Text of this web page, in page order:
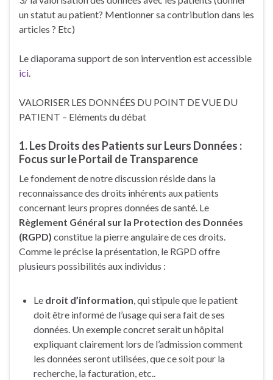
un statut au patient? Mentionner sa contribution dans les
articles ? Etc)
Le diaporama support de son intervention est accessible
ici.
VALORISER LES DONNÉES DU POINT DE VUE DU
PATIENT – Eléments du débat
1. Les Droits des Patients sur Leurs Données :
Focus sur le Portail de Transparence
Le fondement de notre discussion réside dans la
reconnaissance des droits inhérents aux patients
concernant leurs propres données de santé. Le
Règlement Général sur la Protection des Données
(RGPD) constitue la pierre angulaire de ces droits.
Comme le précise la présentation, le RGPD offre
plusieurs possibilités aux individus :
Le droit d’information, qui stipule que le patient
doit être informé de l’usage qui sera fait de ses
données. Un exemple concret serait un hôpital
expliquant clairement lors de l’admission comment
les données seront utilisées, que ce soit pour la
recherche, la facturation, etc..